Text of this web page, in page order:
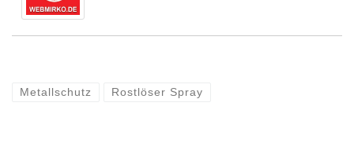
Metallschutz Rostlöser Spray